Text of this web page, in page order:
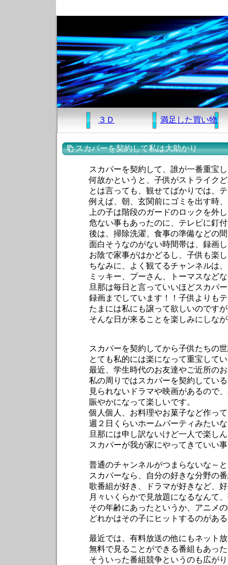
３Ｄ 満足した買い物
スカパーを契約して私は大助かり
スカパーを契約して、誰が一番重宝して
何故かというと、子供がストライクど真
とは言っても、観せてばかりでは、テレ
例えば、朝、玄関前にゴミを出す時、い
上の子は階段のガードのロックを外して
危ない事もあったのに、テレビに釘付け
後は、掃除洗濯、食事の準備などの間
面白そうなのがない時間帯は、録画した
お陰で家事がはかどるし、子供も楽しん
ちなみに、よく観てるチャンネルは、デ
ミッキー、プーさん、トーマスなどなど
旦那は毎日と言っていいほどスカパーで
録画までしています！！子供よりもテレ
たまには私にも譲って欲しいのですが
そんな日が来ることを楽しみにしながら
スカパーを契約してから子供たちの世
とても私的には楽になって重宝してい
最近、学生時代のお友達やご近所のお友
私の周りではスカパーを契約している
見られないドラマや映画があるので、み
賑やかになって楽しいです。
個人個人、お料理やお菓子など作ってき
週２日くらいホームパーティみたいな
旦那には申し訳ないけど一人で楽しん
スカパーが我が家にやってきていい事
普通のチャンネルがつまらないな～と、
スカパーなら、自分の好きな分野の番組
歌番組が好き、ドラマが好きなど、好み
月々いくらかで見放題になるなんて、
その年齢にあったというか、アニメの
どれかはその子にヒットするのがあるの
最近では、有料放送の他にもネット放送
無料で見ることができる番組もあった
そういった番組競争というのも広がりそ